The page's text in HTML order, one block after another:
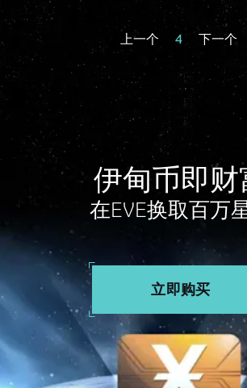
上一个 4 下一个
伊甸币即财
在EVE换取百万
立即购买